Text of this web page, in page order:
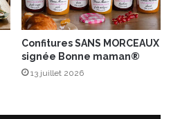
Confitures SANS MORCEAUX
signée Bonne maman®
13 juillet 2026